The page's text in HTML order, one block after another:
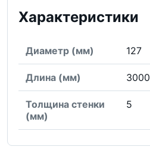
Характеристики
Диаметр (мм) 127
Длина (мм) 3000
Толщина стенки
(мм)
5